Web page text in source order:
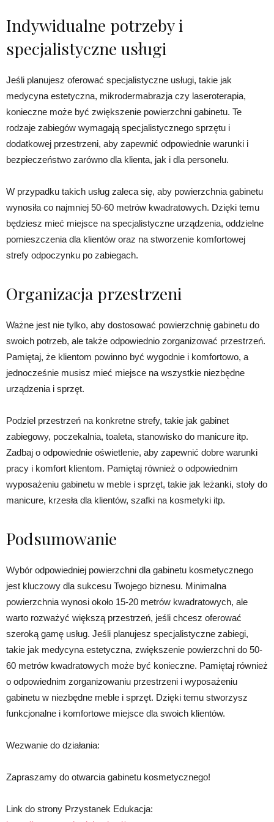
Indywidualne potrzeby i
specjalistyczne usługi
Jeśli planujesz oferować specjalistyczne usługi, takie jak
medycyna estetyczna, mikrodermabrazja czy laseroterapia,
konieczne może być zwiększenie powierzchni gabinetu. Te
rodzaje zabiegów wymagają specjalistycznego sprzętu i
dodatkowej przestrzeni, aby zapewnić odpowiednie warunki i
bezpieczeństwo zarówno dla klienta, jak i dla personelu.
W przypadku takich usług zaleca się, aby powierzchnia gabinetu
wynosiła co najmniej 50-60 metrów kwadratowych. Dzięki temu
będziesz mieć miejsce na specjalistyczne urządzenia, oddzielne
pomieszczenia dla klientów oraz na stworzenie komfortowej
strefy odpoczynku po zabiegach.
Organizacja przestrzeni
Ważne jest nie tylko, aby dostosować powierzchnię gabinetu do
swoich potrzeb, ale także odpowiednio zorganizować przestrzeń.
Pamiętaj, że klientom powinno być wygodnie i komfortowo, a
jednocześnie musisz mieć miejsce na wszystkie niezbędne
urządzenia i sprzęt.
Podziel przestrzeń na konkretne strefy, takie jak gabinet
zabiegowy, poczekalnia, toaleta, stanowisko do manicure itp.
Zadbaj o odpowiednie oświetlenie, aby zapewnić dobre warunki
pracy i komfort klientom. Pamiętaj również o odpowiednim
wyposażeniu gabinetu w meble i sprzęt, takie jak leżanki, stoły do
manicure, krzesła dla klientów, szafki na kosmetyki itp.
Podsumowanie
Wybór odpowiedniej powierzchni dla gabinetu kosmetycznego
jest kluczowy dla sukcesu Twojego biznesu. Minimalna
powierzchnia wynosi około 15-20 metrów kwadratowych, ale
warto rozważyć większą przestrzeń, jeśli chcesz oferować
szeroką gamę usług. Jeśli planujesz specjalistyczne zabiegi,
takie jak medycyna estetyczna, zwiększenie powierzchni do 50-
60 metrów kwadratowych może być konieczne. Pamiętaj również
o odpowiednim zorganizowaniu przestrzeni i wyposażeniu
gabinetu w niezbędne meble i sprzęt. Dzięki temu stworzysz
funkcjonalne i komfortowe miejsce dla swoich klientów.
Wezwanie do działania:
Zapraszamy do otwarcia gabinetu kosmetycznego!
Link do strony Przystanek Edukacja: